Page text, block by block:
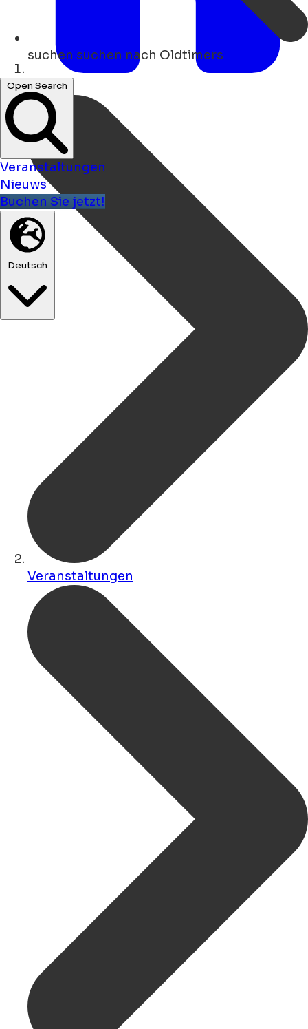
suchen suchen nach Oldtimers
Open Search
Veranstaltungen
Nieuws
Buchen Sie jetzt!
Deutsch
Heim
Veranstaltungen